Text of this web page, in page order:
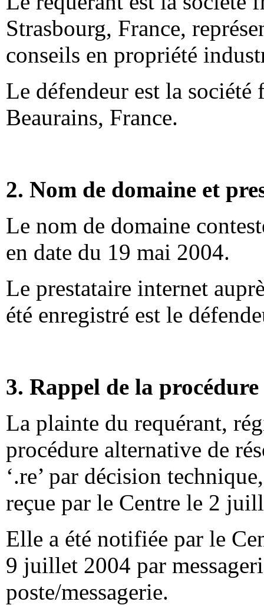
Strasbourg, France,
conseils en propriété
Le défendeur est la société
Beaurains, France.
2. Nom de domaine et
Le nom de domaine
en date du 19 mai 2004.
Le prestataire internet
été enregistré est le
3. Rappel de la procédure
La plainte du requérant,
procédure alternative de
‘.re’ par décision
reçue par le Centre le 2
Elle a été notifiée par le
9 juillet 2004 par
poste/messagerie.